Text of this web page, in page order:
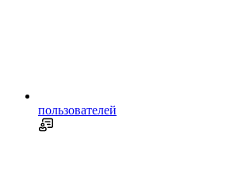
пользователей